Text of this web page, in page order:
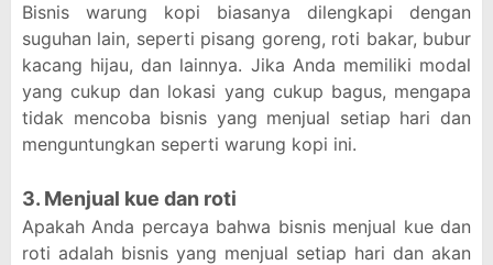
Bisnis warung kopi biasanya dilengkapi dengan
suguhan lain, seperti pisang goreng, roti bakar, bubur
kacang hijau, dan lainnya. Jika Anda memiliki modal
yang cukup dan lokasi yang cukup bagus, mengapa
tidak mencoba bisnis yang menjual setiap hari dan
menguntungkan seperti warung kopi ini.
3. Menjual kue dan roti
Apakah Anda percaya bahwa bisnis menjual kue dan
roti adalah bisnis yang menjual setiap hari dan akan